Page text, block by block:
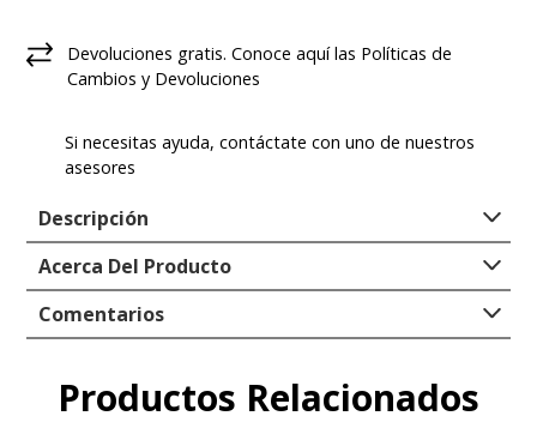
Devoluciones gratis. Conoce aquí las Políticas de
Cambios y Devoluciones
Si necesitas ayuda, contáctate con uno de nuestros
asesores
Descripción
Color: Gris
Material: 80% Algodón 20% Spandex
Largo Medio
Planta acolchada
antimicrobiano en base a plata
Acerca Del Producto
Tipo
Genero:Hombre
Poliéster 2% Elastano
Forro: 100% TEXTIL
Comentarios
Comentarios
Productos Relacionados